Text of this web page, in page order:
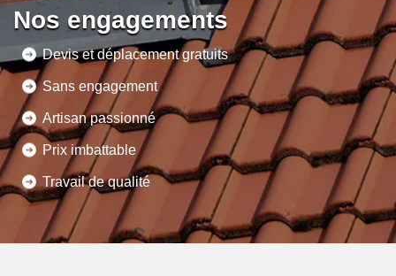
Nos engagements
Devis et déplacement gratuits
Sans engagement
Artisan passionné
Prix imbattable
Travail de qualité